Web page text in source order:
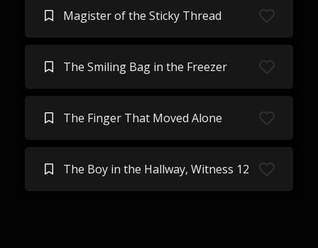
Magister of the Sticky Thread
The Smiling Bag in the Freezer
The Finger That Moved Alone
The Boy in the Hallway, Witness 12